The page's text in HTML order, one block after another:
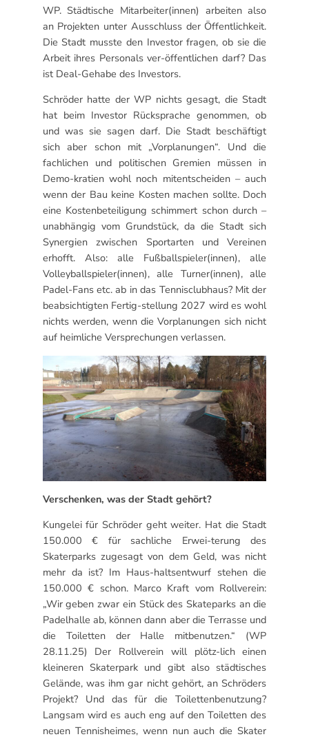
WP. Städtische Mitarbeiter(innen) arbeiten also
an Projekten unter Ausschluss der Öffentlichkeit.
Die Stadt musste den Investor fragen, ob sie die
Arbeit ihres Personals ver-öffentlichen darf? Das
ist Deal-Gehabe des Investors.
Schröder hatte der WP nichts gesagt, die Stadt
hat beim Investor Rücksprache genommen, ob
und was sie sagen darf. Die Stadt beschäftigt
sich aber schon mit „Vorplanungen“. Und die
fachlichen und politischen Gremien müssen in
Demo-kratien wohl noch mitentscheiden – auch
wenn der Bau keine Kosten machen sollte. Doch
eine Kostenbeteiligung schimmert schon durch –
unabhängig vom Grundstück, da die Stadt sich
Synergien zwischen Sportarten und Vereinen
erhofft. Also: alle Fußballspieler(innen), alle
Volleyballspieler(innen), alle Turner(innen), alle
Padel-Fans etc. ab in das Tennisclubhaus? Mit der
beabsichtigten Fertig-stellung 2027 wird es wohl
nichts werden, wenn die Vorplanungen sich nicht
auf heimliche Versprechungen verlassen.
Verschenken, was der Stadt gehört?
Kungelei für Schröder geht weiter. Hat die Stadt
150.000 € für sachliche Erwei-terung des
Skaterparks zugesagt von dem Geld, was nicht
mehr da ist? Im Haus-haltsentwurf stehen die
150.000 € schon. Marco Kraft vom Rollverein:
„Wir geben zwar ein Stück des Skateparks an die
Padelhalle ab, können dann aber die Terrasse und
die Toiletten der Halle mitbenutzen.“ (WP
28.11.25) Der Rollverein will plötz-lich einen
kleineren Skaterpark und gibt also städtisches
Gelände, was ihm gar nicht gehört, an Schröders
Projekt? Und das für die Toilettenbenutzung?
Langsam wird es auch eng auf den Toiletten des
neuen Tennisheimes, wenn nun auch die Skater